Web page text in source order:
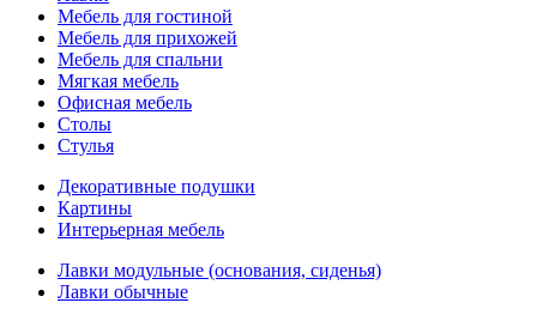
Мебель для гостиной
Мебель для прихожей
Мебель для спальни
Мягкая мебель
Офисная мебель
Столы
Стулья
Декоративные подушки
Картины
Интерьерная мебель
Лавки модульные (основания, сиденья)
Лавки обычные